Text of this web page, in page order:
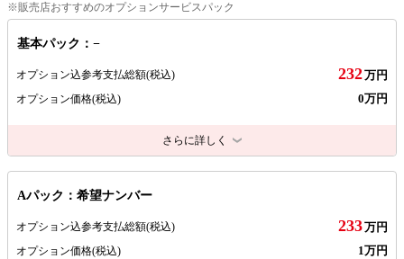
※販売店おすすめのオプションサービスパック
基本パック：−
オプション込参考支払総額(税込) 232万円
オプション価格(税込) 0万円
さらに詳しく
Aパック：希望ナンバー
オプション込参考支払総額(税込) 233万円
オプション価格(税込) 1万円